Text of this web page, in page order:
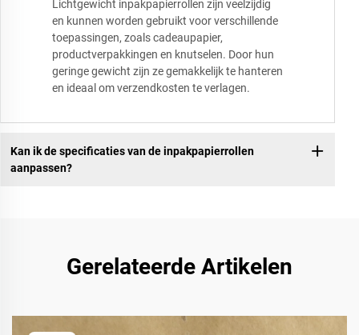
Lichtgewicht inpakpapierrollen zijn veelzijdig
en kunnen worden gebruikt voor verschillende
toepassingen, zoals cadeaupapier,
productverpakkingen en knutselen. Door hun
geringe gewicht zijn ze gemakkelijk te hanteren
en ideaal om verzendkosten te verlagen.
Kan ik de specificaties van de inpakpapierrollen
aanpassen?
Gerelateerde Artikelen